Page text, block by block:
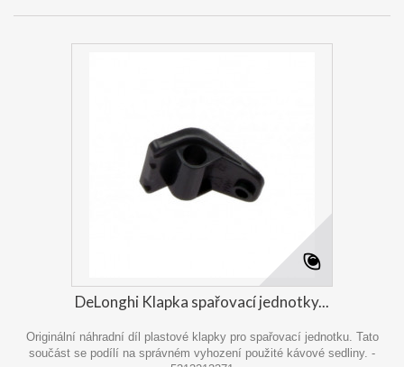
DeLonghi Klapka spařovací jednotky...
Originální náhradní díl plastové klapky pro spařovací jednotku. Tato
součást se podílí na správném vyhození použité kávové sedliny. -